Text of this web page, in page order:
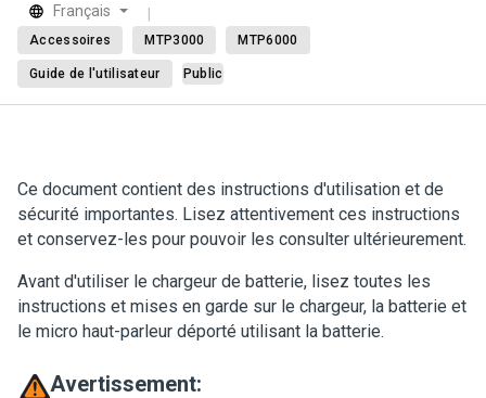
Français
Accessoires MTP3000 MTP6000
Guide de l'utilisateur Public
Ce document contient des instructions d'utilisation et de
sécurité importantes. Lisez attentivement ces instructions
et conservez-les pour pouvoir les consulter ultérieurement.
Avant d'utiliser le chargeur de batterie, lisez toutes les
instructions et mises en garde sur le chargeur, la batterie et
le micro haut-parleur déporté utilisant la batterie.
Avertissement: